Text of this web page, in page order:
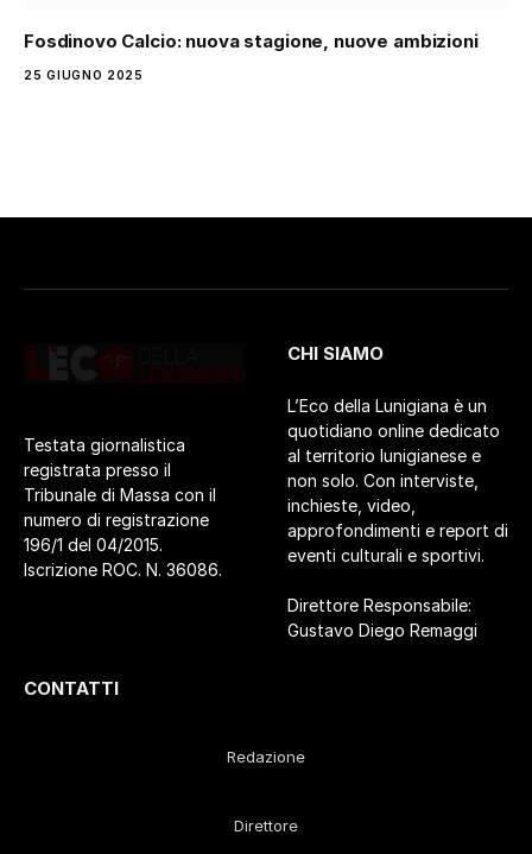
Fosdinovo Calcio: nuova stagione, nuove ambizioni
25 GIUGNO 2025
Testata giornalistica
registrata presso il
Tribunale di Massa con il
numero di registrazione
196/1 del 04/2015.
Iscrizione ROC. N. 36086.
CHI SIAMO
L’Eco della Lunigiana è un
quotidiano online dedicato
al territorio lunigianese e
non solo. Con interviste,
inchieste, video,
approfondimenti e report di
eventi culturali e sportivi.
Direttore Responsabile:
Gustavo Diego Remaggi
CONTATTI
Redazione
Direttore